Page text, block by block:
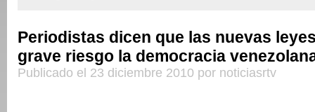
Periodistas dicen que las nuevas
grave riesgo la democracia
Publicado el 23 diciembre 2010 por noticiasrtv